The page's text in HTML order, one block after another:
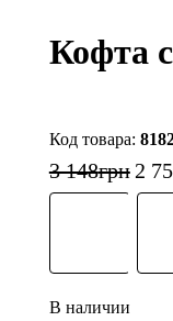
Кофта
3 148грн 2